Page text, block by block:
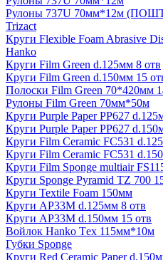
Рулоны 737U 70мм*12м
Trizact
Круги Flexible Foam Abrasive
Hanko
Круги Film Green d.125мм 8 отв
Круги Film Green d.150мм 15
Полоски Film Green 70*420мм
Рулоны Film Green 70мм*50м
Круги Purple Paper PP627
Круги Purple Paper PP627
Круги Film Ceramic FC531
Круги Film Ceramic FC531
Круги Film Sponge multiair
Круги Sponge Pyramid TZ 700
Круги Textile Foam 150мм
Круги AP33M d.125мм 8 отв
Круги AP33M d.150мм 15 отв
Войлок Hanko Tех 115мм*10м
Губки Sponge
Круги Red Ceramic Paper